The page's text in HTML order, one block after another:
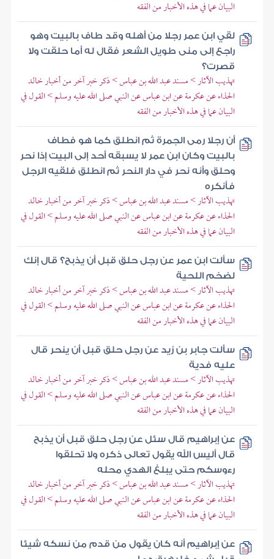
البيان عما في هذه الأخبار من الفقه
لقي ابن عمر رجلا من أهله وقد طاف بالبيت وهو
راجع إلى منى طويل الشعر فقال له أما حلقت ولا
قصرت؟
تهذيب الآثار > مسند عبد الله بن عباس > ذكر خبر آخر من أخبار خالد
الحذاء عن عكرمة عن ابن عباس عن النبي صلى الله عليه وسلم > القول في
البيان عما في هذه الأخبار من الفقه
أن رجلا رمى الجمرة ثم انطلق كما هو فطاف
بالبيت وكان ابن عمر لا يسبقه أحد إلى البيت إذا نحر
وحلق وأنه نحر في دار النحر ثم انطلق فلقيه الرجل
فأنكره
تهذيب الآثار > مسند عبد الله بن عباس > ذكر خبر آخر من أخبار خالد
الحذاء عن عكرمة عن ابن عباس عن النبي صلى الله عليه وسلم > القول في
البيان عما في هذه الأخبار من الفقه
سألت ابن عمر عن رجل حلق قبل أن يذبح؟ قال إنك
لضخم اللحية
تهذيب الآثار > مسند عبد الله بن عباس > ذكر خبر آخر من أخبار خالد
الحذاء عن عكرمة عن ابن عباس عن النبي صلى الله عليه وسلم > القول في
البيان عما في هذه الأخبار من الفقه
سألت جابر بن زيد عن رجل حلق قبل أن ينحر قال
عليه فدية
تهذيب الآثار > مسند عبد الله بن عباس > ذكر خبر آخر من أخبار خالد
الحذاء عن عكرمة عن ابن عباس عن النبي صلى الله عليه وسلم > القول في
البيان عما في هذه الأخبار من الفقه
عن إبراهيم قال سئل عن رجل حلق قبل أن يذبح
قال أليس الله يقول تعالى ذكره ولا تحلقوا
رءوسكم حتى يبلغ الهدي محله
تهذيب الآثار > مسند عبد الله بن عباس > ذكر خبر آخر من أخبار خالد
الحذاء عن عكرمة عن ابن عباس عن النبي صلى الله عليه وسلم > القول في
البيان عما في هذه الأخبار من الفقه
عن إبراهيم أنه كان يقول من قدم من نسكه شيئا